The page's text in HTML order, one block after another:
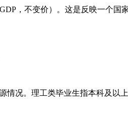
，不变价）。这是反映一个国
况。理工类毕业生指本科及以上